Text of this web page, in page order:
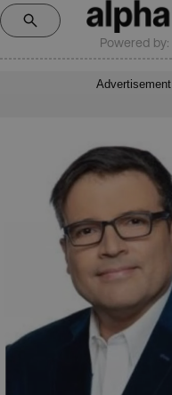
Powered by:
Advertisement